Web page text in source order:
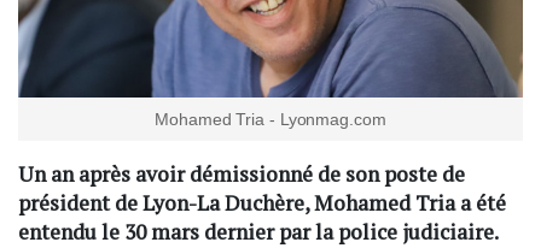
Mohamed Tria - Lyonmag.com
Un an après avoir démissionné de son poste de
président de Lyon-La Duchère, Mohamed Tria a été
entendu le 30 mars dernier par la police judiciaire.